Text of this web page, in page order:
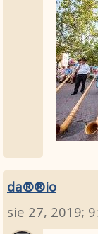
da®®io
sie 27, 2019;